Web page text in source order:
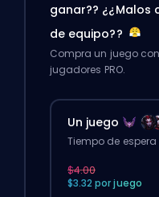
ganar?? ¿¿Malos
de equipo??
Compra un juego
jugadores PRO.
Un juego
Tiempo de
$4.00
$3.32 por juego